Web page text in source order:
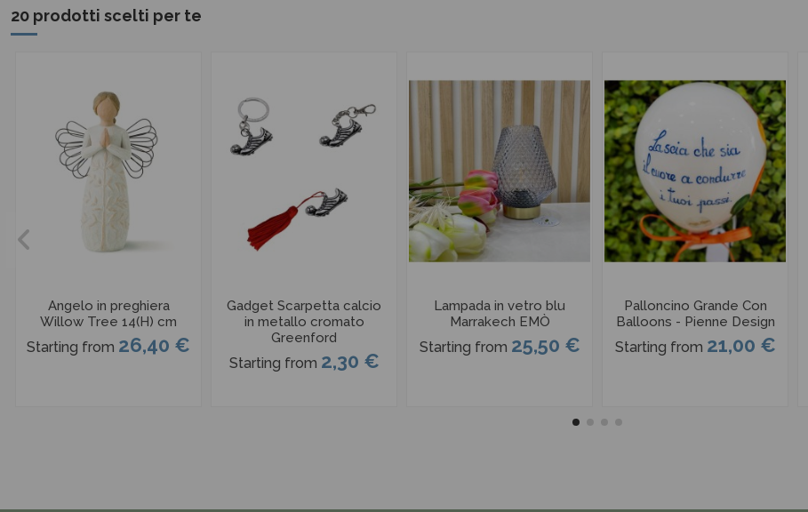
20 prodotti scelti per te
Angelo in preghiera
Willow Tree 14(H) cm
Starting from 26,40 €
Gadget Scarpetta calcio
in metallo cromato
Greenford
Starting from 2,30 €
Lampada in vetro blu
Marrakech EMÒ
Starting from 25,50 €
Palloncino Grande Con
Balloons - Pienne Design
Starting from 21,00 €